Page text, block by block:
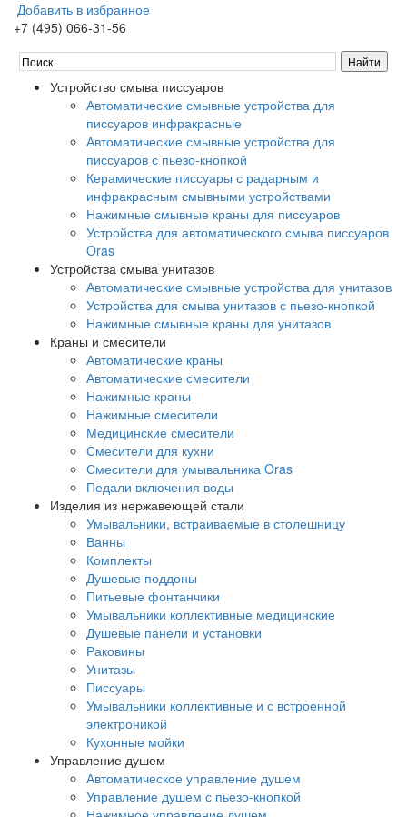
Добавить в избранное
+7 (495) 066-31-56
Устройство смыва писсуаров
Автоматические смывные устройства для
писсуаров инфракрасные
Автоматические смывные устройства для
писсуаров с пьезо-кнопкой
Керамические писсуары с радарным и
инфракрасным смывными устройствами
Нажимные смывные краны для писсуаров
Устройства для автоматического смыва писсуаров
Oras
Устройства смыва унитазов
Автоматические смывные устройства для унитазов
Устройства для смыва унитазов с пьезо-кнопкой
Нажимные смывные краны для унитазов
Краны и смесители
Автоматические краны
Автоматические смесители
Нажимные краны
Нажимные смесители
Медицинские смесители
Смесители для кухни
Смесители для умывальника Oras
Педали включения воды
Изделия из нержавеющей стали
Умывальники, встраиваемые в столешницу
Ванны
Комплекты
Душевые поддоны
Питьевые фонтанчики
Умывальники коллективные медицинские
Душевые панели и установки
Раковины
Унитазы
Писсуары
Умывальники коллективные и с встроенной
электроникой
Кухонные мойки
Управление душем
Автоматическое управление душем
Управление душем с пьезо-кнопкой